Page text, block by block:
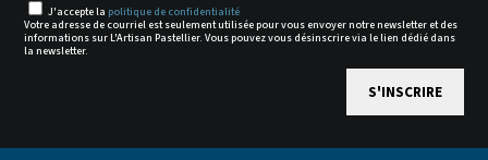
J'accepte la politique de confidentialité
Votre adresse de courriel est seulement utilisée pour vous envoyer notre newsletter et des
informations sur L'Artisan Pastellier. Vous pouvez vous désinscrire via le lien dédié dans
la newsletter.